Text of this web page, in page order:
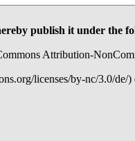
publish it under the
Attribution-